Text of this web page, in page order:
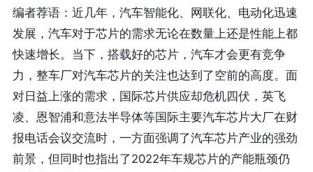
编者荐语：近几年，汽车智能化、网联化、电动化迅速
发展，汽车对于芯片的需求无论在数量上还是性能上都
快速增长。当下，搭载好的芯片，汽车才会更有竞争
力，整车厂对汽车芯片的关注也达到了空前的高度。面
对日益上涨的需求，国际芯片供应却危机四伏，英飞
凌、恩智浦和意法半导体等国际主要汽车芯片大厂在财
报电话会议交流时，一方面强调了汽车芯片产业的强劲
前景，但同时也指出了2022年车规芯片的产能瓶颈仍